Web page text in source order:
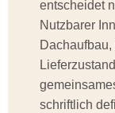
entscheidet
Nutzbarer
schriftlich